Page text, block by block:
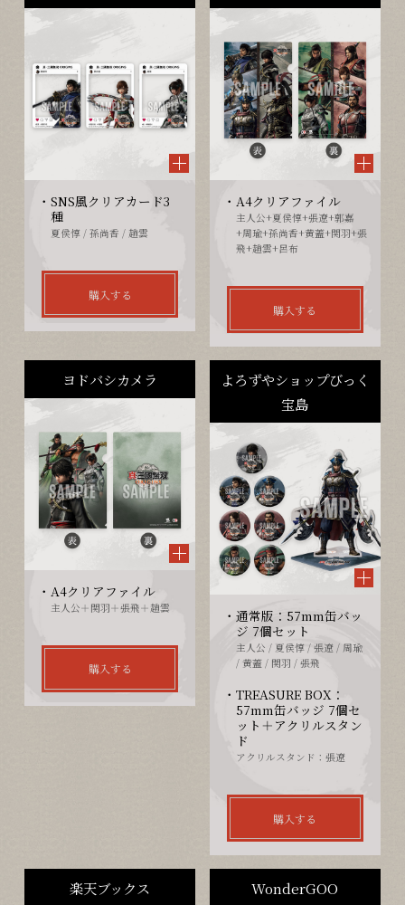
SNS風クリアカード3
種
夏侯惇 / 孫尚香 / 趙雲
購入する
A4クリアファイル
主人公+夏侯惇+張遼+郭嘉
+周瑜+孫尚香+黄蓋+関羽+張
飛+趙雲+呂布
購入する
ヨドバシカメラ
A4クリアファイル
主人公＋関羽＋張飛＋趙雲
購入する
よろずやショップびっく
宝島
通常版：57mm缶バッ
ジ 7個セット
主人公 / 夏侯惇 / 張遼 / 周瑜
/ 黄蓋 / 関羽 / 張飛
TREASURE BOX：
57mm缶バッジ 7個セ
ット＋アクリルスタン
ド
アクリルスタンド：張遼
購入する
楽天ブックス WonderGOO